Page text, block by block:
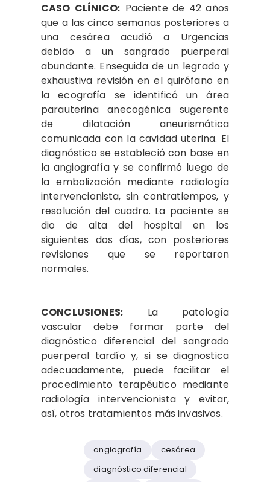
CASO CLÍNICO: Paciente de 42 años
que a las cinco semanas posteriores a
una cesárea acudió a Urgencias
debido a un sangrado puerperal
abundante. Enseguida de un legrado y
exhaustiva revisión en el quirófano en
la ecografía se identificó un área
parauterina anecogénica sugerente
de dilatación aneurismática
comunicada con la cavidad uterina. El
diagnóstico se estableció con base en
la angiografía y se confirmó luego de
la embolización mediante radiología
intervencionista, sin contratiempos, y
resolución del cuadro. La paciente se
dio de alta del hospital en los
siguientes dos días, con posteriores
revisiones que se reportaron
normales.
CONCLUSIONES: La patología
vascular debe formar parte del
diagnóstico diferencial del sangrado
puerperal tardío y, si se diagnostica
adecuadamente, puede facilitar el
procedimiento terapéutico mediante
radiología intervencionista y evitar,
así, otros tratamientos más invasivos.
angiografía
cesárea
diagnóstico diferencial